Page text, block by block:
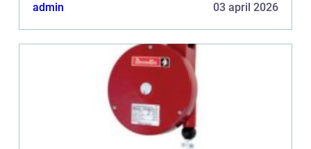
admin 03 april 2026